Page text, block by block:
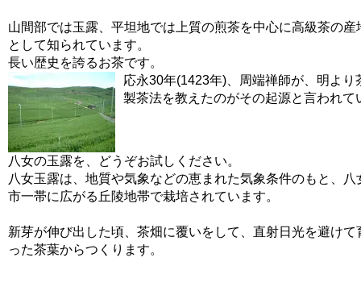
山間部では玉露、平坦地では上質の煎茶を中心に高級茶の産
として知られています。
長い歴史を誇るお茶です。
応永30年(1423年)、周端禅師が、明より
製茶法を教えたのがその起源と言われて
八女の玉露を、どうぞお試しください。
八女玉露は、地質や気象などの恵まれた気象条件のもと、八
市一帯に広がる丘陵地帯で栽培されています。
新芽が伸び出した頃、茶畑に覆いをして、直射日光を避けて
った茶葉からつくります。